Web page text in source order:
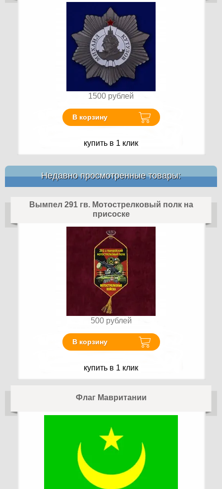
1500 рублей
В корзину
купить в 1 клик
Недавно просмотренные товары:
Вымпел 291 гв. Мотострелковый полк на
присоске
500 рублей
В корзину
купить в 1 клик
Флаг Мавритании